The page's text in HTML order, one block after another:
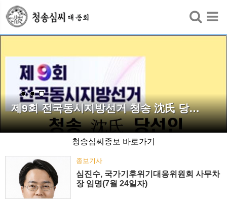
제9회 전국동시지방선거 청송 沈氏 당…
청송심씨종보 바로가기
종보기사
심진수, 국가기후위기대응위원회 사무차
장 임명(7월 24일자)